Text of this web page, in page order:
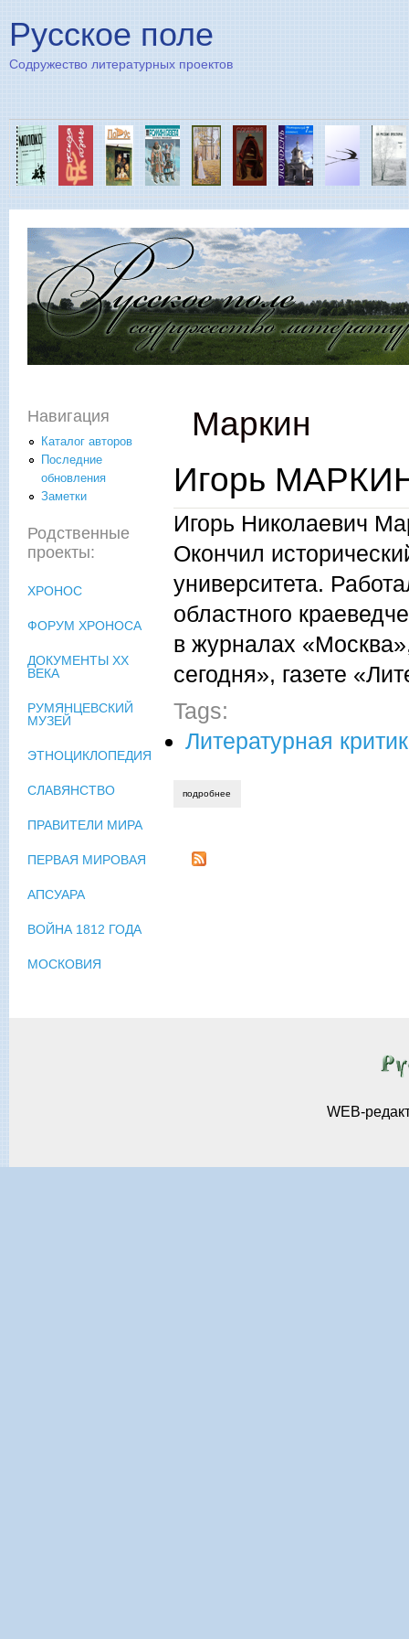
Русское поле
Содружество литературных проектов
Маркин
Игорь
Игорь Николаевич
Окончил
университета.
областного
в журналах
сегодня», газете
Tags:
Литературная
подробнее
Навигация
Каталог авторов
Последние
обновления
Заметки
Родственные
проекты:
ХРОНОС
ФОРУМ ХРОНОСА
ДОКУМЕНТЫ XX
ВЕКА
РУМЯНЦЕВСКИЙ
МУЗЕЙ
ЭТНОЦИКЛОПЕДИЯ
СЛАВЯНСТВО
ПРАВИТЕЛИ МИРА
ПЕРВАЯ МИРОВАЯ
АПСУАРА
ВОЙНА 1812 ГОДА
МОСКОВИЯ
WEB-